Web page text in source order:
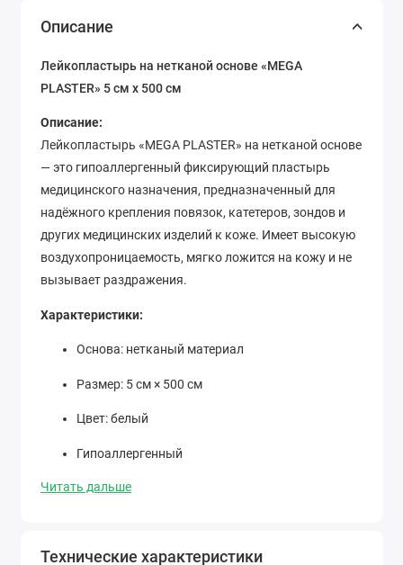
Описание
Лейкопластырь на нетканой основе «MEGA
PLASTER» 5 см x 500 см
Описание:
Лейкопластырь «MEGA PLASTER» на нетканой основе
— это гипоаллергенный фиксирующий пластырь
медицинского назначения, предназначенный для
надёжного крепления повязок, катетеров, зондов и
других медицинских изделий к коже. Имеет высокую
воздухопроницаемость, мягко ложится на кожу и не
вызывает раздражения.
Характеристики:
Основа: нетканый материал
Размер: 5 см × 500 см
Цвет: белый
Гипоаллергенный
Удобен для ежедневного применения
Не травмирует кожу при снятии
Читать дальше
Технические характеристики